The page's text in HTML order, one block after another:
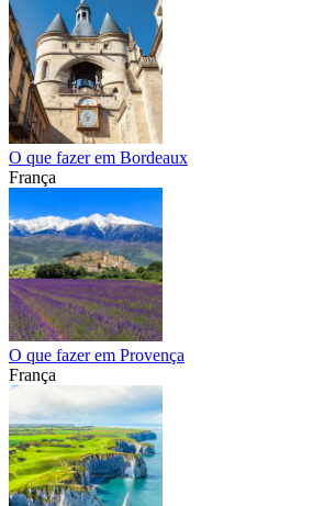
O que fazer em Bordeaux
França
O que fazer em Provença
França